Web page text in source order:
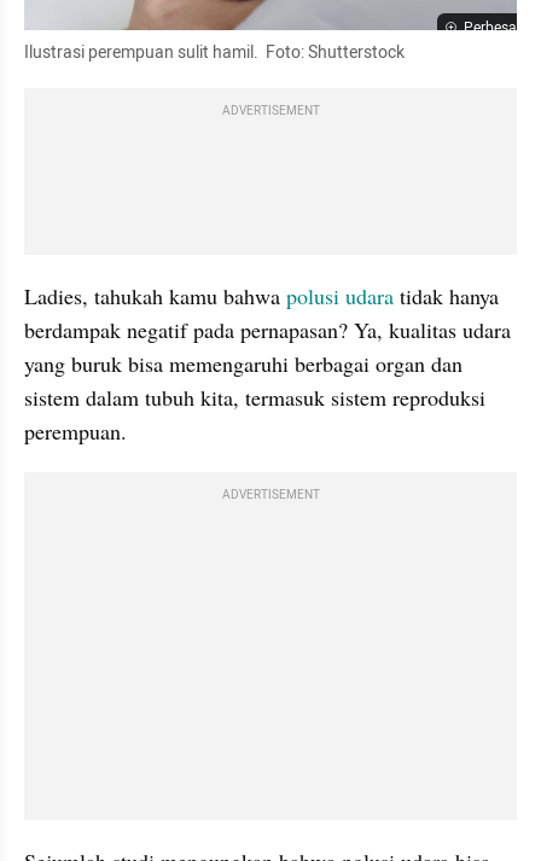
Perbesar
Ilustrasi perempuan sulit hamil.  Foto: Shutterstock
ADVERTISEMENT
Ladies, tahukah kamu bahwa polusi udara tidak hanya
berdampak negatif pada pernapasan? Ya, kualitas udara
yang buruk bisa memengaruhi berbagai organ dan
sistem dalam tubuh kita, termasuk sistem reproduksi
perempuan.
ADVERTISEMENT